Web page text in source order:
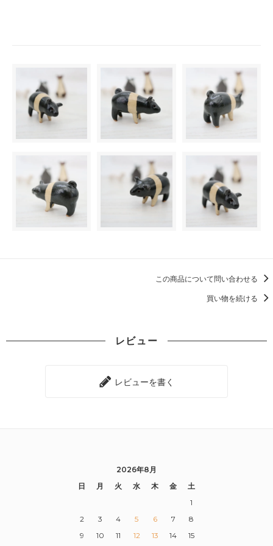
この商品について問い合わせる
買い物を続ける
レビュー
レビューを書く
2026年8月
日
月 火 水 木 金
土
1
2
3 4 5 6 7
8
9
10 11 12 13 14
15